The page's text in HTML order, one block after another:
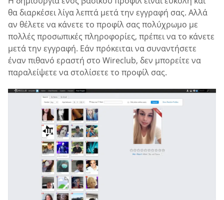
θα διαρκέσει λίγα λεπτά μετά την εγγραφή σας. Αλλά
αν θέλετε να κάνετε το προφίλ σας πολύχρωμο με
πολλές προσωπικές πληροφορίες, πρέπει να το κάνετε
μετά την εγγραφή. Εάν πρόκειται να συναντήσετε
έναν πιθανό εραστή στο Wireclub, δεν μπορείτε να
παραλείψετε να στολίσετε το προφίλ σας.